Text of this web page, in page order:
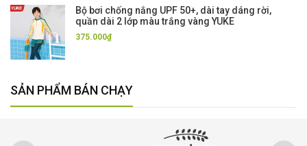
Bộ bơi chống nắng UPF 50+, dài tay dáng rời,
quần dài 2 lớp màu trắng vàng YUKE
375.000₫
SẢN PHẨM BÁN CHẠY